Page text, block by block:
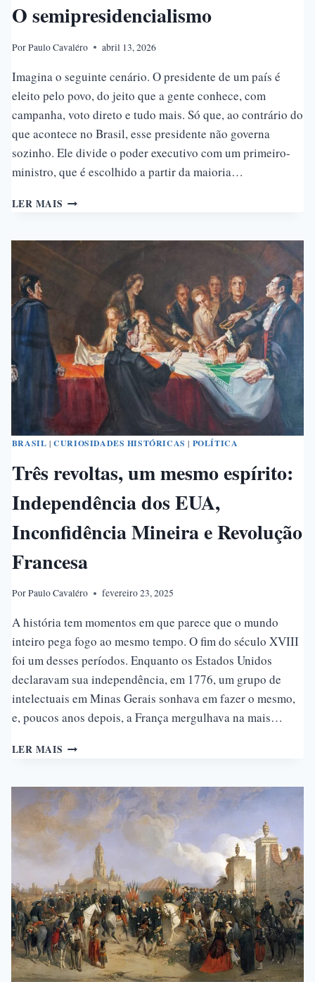
O semipresidencialismo
PorPaulo Cavaléro abril 13, 2026
Imagina o seguinte cenário. O presidente de um país é
eleito pelo povo, do jeito que a gente conhece, com
campanha, voto direto e tudo mais. Só que, ao contrário do
que acontece no Brasil, esse presidente não governa
sozinho. Ele divide o poder executivo com um primeiro-
ministro, que é escolhido a partir da maioria…
LER MAIS
BRASIL |CURIOSIDADES HISTÓRICAS | POLÍTICA
Três revoltas, um mesmo espírito:
Independência dos EUA,
Inconfidência Mineira e Revolução
Francesa
PorPaulo Cavaléro fevereiro 23, 2025
A história tem momentos em que parece que o mundo
inteiro pega fogo ao mesmo tempo. O fim do século XVIII
foi um desses períodos. Enquanto os Estados Unidos
declaravam sua independência, em 1776, um grupo de
intelectuais em Minas Gerais sonhava em fazer o mesmo,
e, poucos anos depois, a França mergulhava na mais…
LER MAIS TRÊS
MESMO
ESPÍRITO:
INDEPENDÊNCIA
DOS
EUA,
INCONFIDÊNCIA
MINEIRA
E
REVOLUÇÃO
FRANCESA